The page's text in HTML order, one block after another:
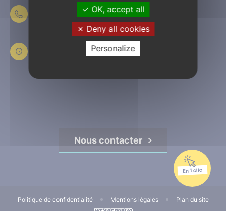
02 33 84 44 44
Du lundi au jeudi
de 8h30 à 12h et de 13h30 à 17h30
Nous contacter
Politique de confidentialité Mentions légales Plan du site
En 1 clic
OK, accept all
Deny all cookies
Personalize